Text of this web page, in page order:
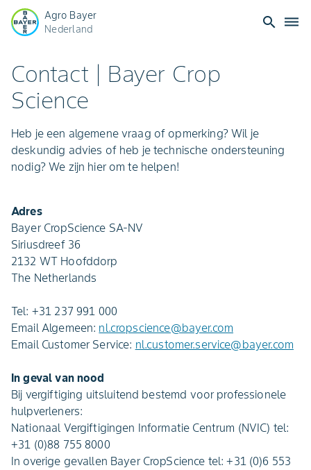
Agro Bayer
Nederland
search dehaze
Contact | Bayer Crop
Science
Heb je een algemene vraag of opmerking? Wil je
deskundig advies of heb je technische ondersteuning
nodig? We zijn hier om te helpen!
Adres
Bayer CropScience SA-NV
Siriusdreef 36
2132 WT Hoofddorp
The Netherlands
Tel: +31 237 991 000
Email Algemeen: nl.cropscience@bayer.com
Email Customer Service: nl.customer.service@bayer.com
In geval van nood
Bij vergiftiging uitsluitend bestemd voor professionele
hulpverleners:
Nationaal Vergiftigingen Informatie Centrum (NVIC) tel:
+31 (0)88 755 8000
In overige gevallen Bayer CropScience tel: +31 (0)6 553